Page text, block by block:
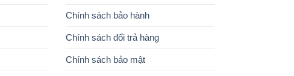
Chính sách bảo hành
Chính sách đổi trả hàng
Chính sách bảo mật